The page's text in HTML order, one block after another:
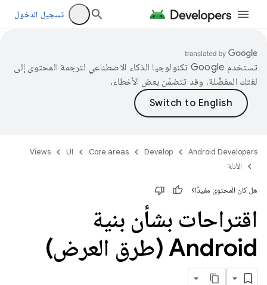
تسجيل الدخول
تستخدم Google تكنولوجيا الذكاء الاصطناعي لترجمة المحتوى إلى
لغتك المفضّلة، وقد تتضمّن بعض الأخطاء.
Android Developers
Develop
Core areas
UI
Views
الأدلة
هل كان المحتوى مفيدًا؟
اقتراحات بشأن بنية
Android (طرق العرض)